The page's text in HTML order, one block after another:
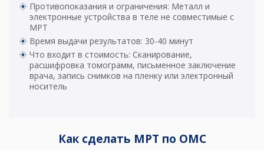
Противопоказания и ограничения: Металл и
электронные устройства в теле не совместимые с
МРТ
Время выдачи результатов: 30-40 минут
Что входит в стоимость: Сканирование,
расшифровка томограмм, письменное заключение
врача, запись снимков на пленку или электронный
носитель
Как сделать МРТ по ОМС